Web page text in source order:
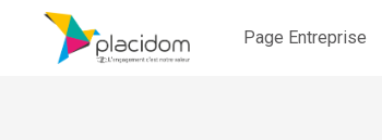
Page Entreprise